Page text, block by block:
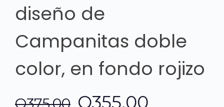
diseño de
Campanitas doble
color, en fondo rojizo
El
Q355.00